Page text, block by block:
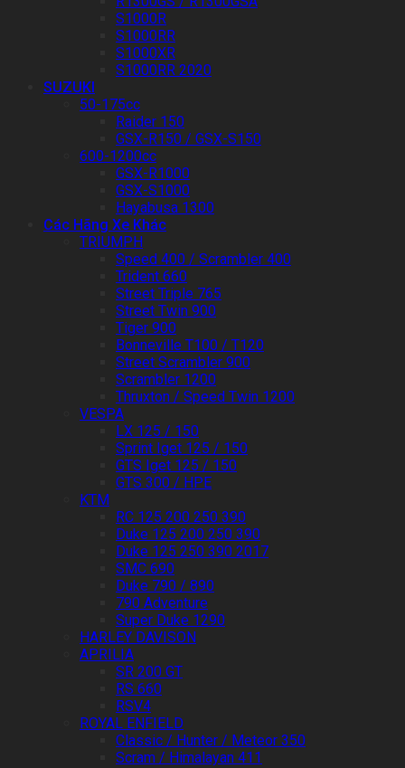
S1000R
S1000RR
S1000XR
S1000RR 2020
SUZUKI
50-175cc
Raider 150
GSX-R150 / GSX-S150
600-1200cc
GSX-R1000
GSX-S1000
Hayabusa 1300
Các Hãng Xe Khác
TRIUMPH
Speed 400 / Scrambler 400
Trident 660
Street Triple 765
Street Twin 900
Tiger 900
Bonneville T100 / T120
Street Scrambler 900
Scrambler 1200
Thruxton / Speed Twin 1200
VESPA
LX 125 / 150
Sprint Iget 125 / 150
GTS Iget 125 / 150
GTS 300 / HPE
KTM
RC 125 200 250 390
Duke 125 200 250 390
Duke 125 250 390 2017
SMC 690
Duke 790 / 890
790 Adventure
Super Duke 1290
HARLEY DAVISON
APRILIA
SR 200 GT
RS 660
RSV4
ROYAL ENFIELD
Classic / Hunter / Meteor 350
Scram / Himalayan 411